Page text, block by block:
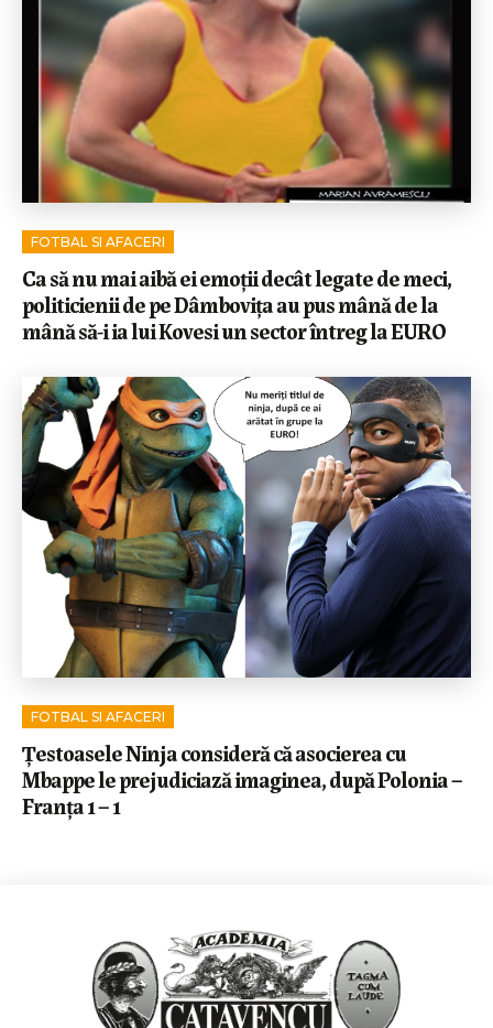
FOTBAL SI AFACERI
Ca să nu mai aibă ei emoții decât legate de meci,
politicienii de pe Dâmbovița au pus mână de la
mână să-i ia lui Kovesi un sector întreg la EURO
FOTBAL SI AFACERI
Țestoasele Ninja consideră că asocierea cu
Mbappe le prejudiciază imaginea, după Polonia –
Franța 1 – 1